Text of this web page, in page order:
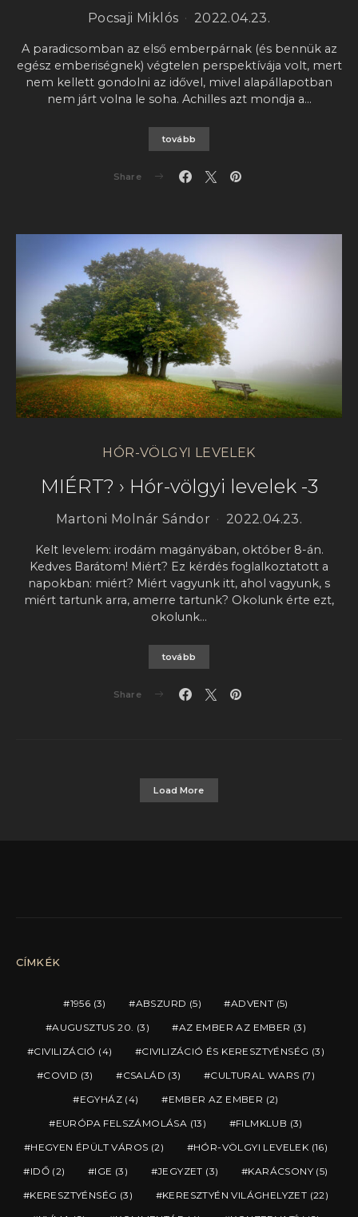
Pocsaji Miklós 2022.04.23.
A paradicsomban az első emberpárnak (és bennük az
egész emberiségnek) végtelen perspektívája volt, mert
nem kellett gondolni az idővel, mivel alapállapotban
nem járt volna le soha. Achilles azt mondja a…
tovább
Share
HÓR-VÖLGYI LEVELEK
MIÉRT? › Hór-völgyi levelek -3
Martoni Molnár Sándor 2022.04.23.
Kelt levelem: irodám magányában, október 8-án.
Kedves Barátom! Miért? Ez kérdés foglalkoztatott a
napokban: miért? Miért vagyunk itt, ahol vagyunk, s
miért tartunk arra, amerre tartunk? Okolunk érte ezt,
okolunk…
tovább
Share
Load More
CÍMKÉK
1956 (3) ABSZURD (5) ADVENT (5)
AUGUSZTUS 20. (3) AZ EMBER AZ EMBER (3)
CIVILIZÁCIÓ (4) CIVILIZÁCIÓ ÉS KERESZTYÉNSÉG (3)
COVID (3) CSALÁD (3) CULTURAL WARS (7)
EGYHÁZ (4) EMBER AZ EMBER (2)
EURÓPA FELSZÁMOLÁSA (13) FILMKLUB (3)
HEGYEN ÉPÜLT VÁROS (2) HÓR-VÖLGYI LEVELEK (16)
IDŐ (2) IGE (3) JEGYZET (3) KARÁCSONY(5)
KERESZTYÉNSÉG (3) KERESZTYÉN VILÁGHELYZET (22)